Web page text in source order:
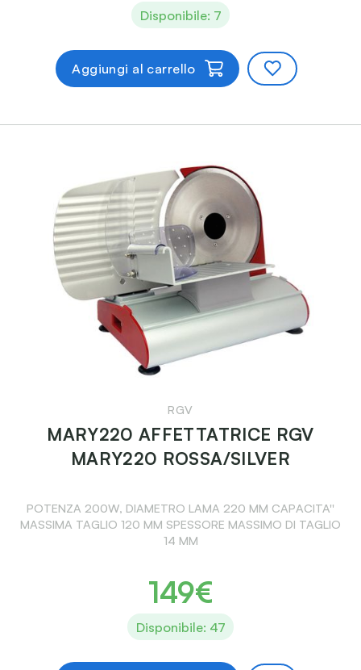
Disponibile: 7
Aggiungi al carrello
RGV
MARY220 AFFETTATRICE RGV
MARY220 ROSSA/SILVER
POTENZA 200W, DIAMETRO LAMA 220 MM CAPACITA''
MASSIMA TAGLIO 120 MM SPESSORE MASSIMO DI TAGLIO
14 MM
149€
Disponibile: 47